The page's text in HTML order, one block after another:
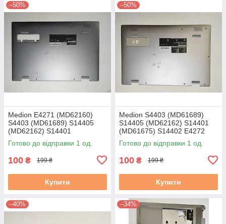
–50%
Medion E4271 (MD62160)
S4403 (MD61689) S14405
(MD62162) S14401
(MD61675) Корпус D (нижня
частина корпусу) б/у
Готово до відправки 1 од.
100 ₴ 199 ₴
Купити
–50%
Medion S4403 (MD61689)
S14405 (MD62162) S14401
(MD61675) S14402 E4272
Корпус D (нижня частина
корпусу) б/у
Готово до відправки 1 од.
100 ₴ 199 ₴
Купити
–40% –34%